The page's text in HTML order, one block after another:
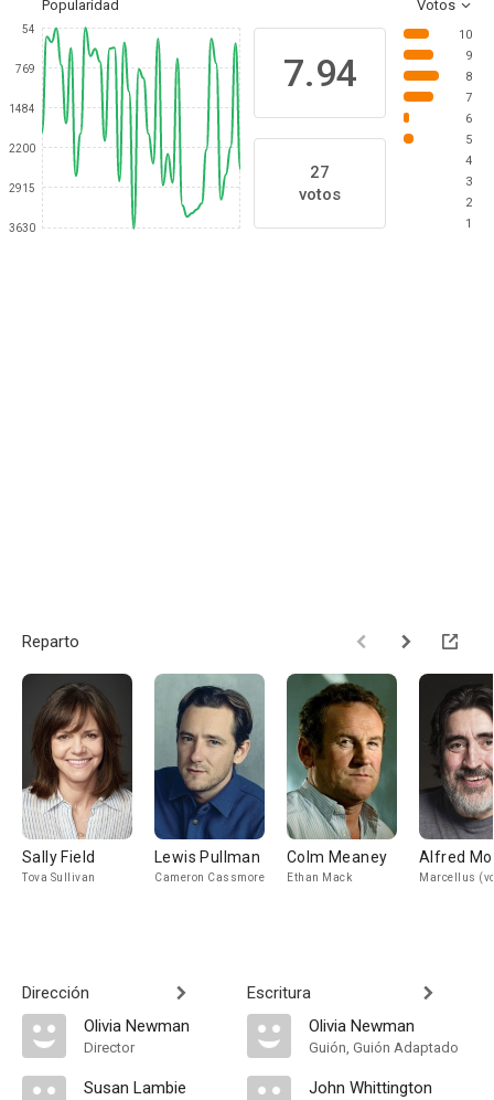
Popularidad Votos
54
769
1484
2200
2915
3630
7.94
27
votos
10
9
8
7
6
5
4
3
2
1
Reparto
Sally Field
Tova Sullivan
Lewis Pullman
Cameron Cassmore
Colm Meaney
Ethan Mack
Alfred
Marcellus
Dirección
Olivia Newman
Director
Susan Lambie
Escritura
Olivia Newman
Guión, Guión Adaptado
John Whittington